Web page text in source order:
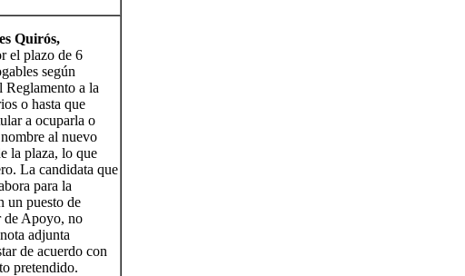
Quirós,
el plazo de 6
según
Reglamento a la
o hasta que
a ocuparla o
al nuevo
la plaza, lo que
La candidata que
para la
un puesto de
de Apoyo, no
adjunta
de acuerdo con
pretendido.